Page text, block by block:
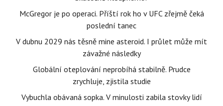
McGregor je po operaci. Příští rok ho v UFC zřejmě čeká
poslední tanec
V dubnu 2029 nás těsně mine asteroid. I průlet může mít
závažné následky
Globální oteplování neprobíhá stabilně. Prudce
zrychluje, zjistila studie
Vybuchla obávaná sopka. V minulosti zabila stovky lidí